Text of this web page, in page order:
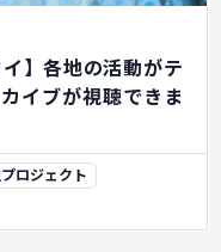
】各地の活動がテ
イブが視聴できま
ロジェクト